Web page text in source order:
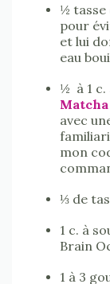
½ tasse
pour
et lui
eau
½ à 1 c.
Matcha
avec
mon
⅓ de
1 c. à
Brain
1 à 3